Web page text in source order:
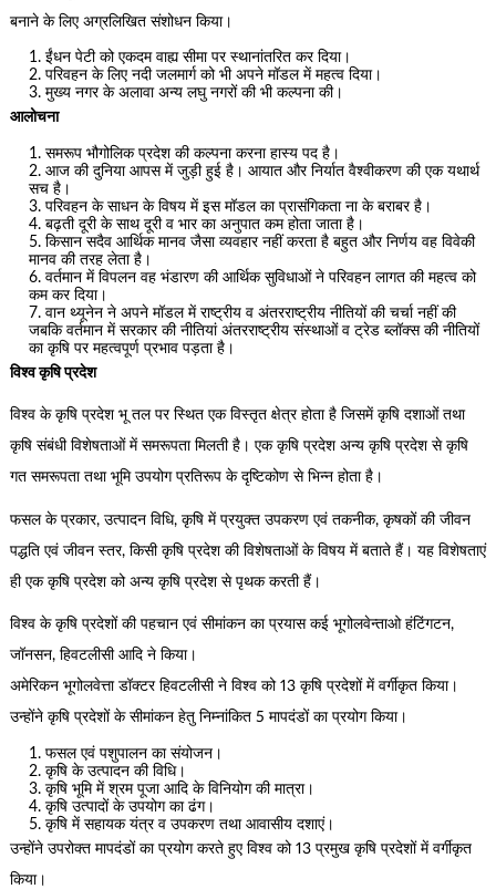
बनाने के लिए अग्रलिखित संशोधन किया।
ईंधन पेटी को एकदम वाह्य सीमा पर स्थानांतरित कर दिया।
परिवहन के लिए नदी जलमार्ग को भी अपने मॉडल में महत्व दिया।
मुख्य नगर के अलावा अन्य लघु नगरों की भी कल्पना की।
आलोचना
समरूप भौगोलिक प्रदेश की कल्पना करना हास्य पद है।
आज की दुनिया आपस में जुड़ी हुई है। आयात और निर्यात वैश्वीकरण की एक यथार्थ
सच है।
परिवहन के साधन के विषय में इस मॉडल का प्रासंगिकता ना के बराबर है।
बढ़ती दूरी के साथ दूरी व भार का अनुपात कम होता जाता है।
किसान सदैव आर्थिक मानव जैसा व्यवहार नहीं करता है बहुत और निर्णय वह विवेकी
मानव की तरह लेता है।
वर्तमान में विपलन वह भंडारण की आर्थिक सुविधाओं ने परिवहन लागत की महत्व को
कम कर दिया।
वान थ्यूनेन ने अपने मॉडल में राष्ट्रीय व अंतरराष्ट्रीय नीतियों की चर्चा नहीं की
जबकि वर्तमान में सरकार की नीतियां अंतरराष्ट्रीय संस्थाओं व ट्रेड ब्लॉक्स की नीतियों
का कृषि पर महत्वपूर्ण प्रभाव पड़ता है।
विश्व कृषि प्रदेश
विश्व के कृषि प्रदेश भू तल पर स्थित एक विस्तृत क्षेत्र होता है जिसमें कृषि दशाओं तथा
कृषि संबंधी विशेषताओं में समरूपता मिलती है। एक कृषि प्रदेश अन्य कृषि प्रदेश से कृषि
गत समरूपता तथा भूमि उपयोग प्रतिरूप के दृष्टिकोण से भिन्न होता है।
फसल के प्रकार, उत्पादन विधि, कृषि में प्रयुक्त उपकरण एवं तकनीक, कृषकों की जीवन
पद्धति एवं जीवन स्तर, किसी कृषि प्रदेश की विशेषताओं के विषय में बताते हैं। यह विशेषताएं
ही एक कृषि प्रदेश को अन्य कृषि प्रदेश से पृथक करती हैं।
विश्व के कृषि प्रदेशों की पहचान एवं सीमांकन का प्रयास कई भूगोलवेन्ताओ हंटिंगटन,
जॉनसन, हिवटलीसी आदि ने किया।
अमेरिकन भूगोलवेत्ता डॉक्टर हिवटलीसी ने विश्व को 13 कृषि प्रदेशों में वर्गीकृत किया।
उन्होंने कृषि प्रदेशों के सीमांकन हेतु निम्नांकित 5 मापदंडों का प्रयोग किया।
फसल एवं पशुपालन का संयोजन।
कृषि के उत्पादन की विधि।
कृषि भूमि में श्रम पूजा आदि के विनियोग की मात्रा।
कृषि उत्पादों के उपयोग का ढंग।
कृषि में सहायक यंत्र व उपकरण तथा आवासीय दशाएं।
उन्होंने उपरोक्त मापदंडों का प्रयोग करते हुए विश्व को 13 प्रमुख कृषि प्रदेशों में वर्गीकृत
किया।